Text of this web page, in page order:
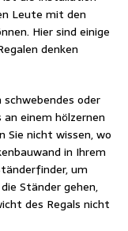
Leute mit den
Hier sind einige
denken
oder
einem hölzernen
nicht wissen, wo
in Ihrem
um
Ständer gehen,
des Regals nicht